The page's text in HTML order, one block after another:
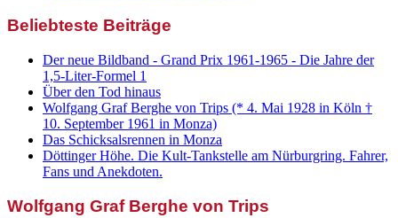
Beliebteste Beiträge
Der neue Bildband - Grand Prix 1961-1965 - Die Jahre der
1,5-Liter-Formel 1
Über den Tod hinaus
Wolfgang Graf Berghe von Trips (* 4. Mai 1928 in Köln †
10. September 1961 in Monza)
Das Schicksalsrennen in Monza
Döttinger Höhe. Die Kult-Tankstelle am Nürburgring. Fahrer,
Fans und Anekdoten.
Wolfgang Graf Berghe von Trips